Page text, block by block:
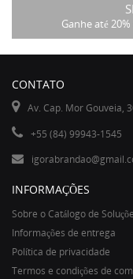
Ganhe até
CONTATO
Av. Cap. Mor Gouveia,
+55 (84) 99943-1545
INFORMAÇÕES
Sobre o Catálogo de
Informações de entrega
Política de privacidade
Termos e condições de